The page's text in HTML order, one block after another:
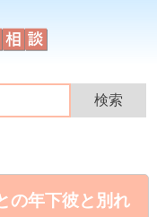
の年下彼と別れ